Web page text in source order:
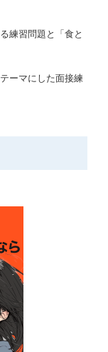
練習問題と「食と
ーマにした面接練